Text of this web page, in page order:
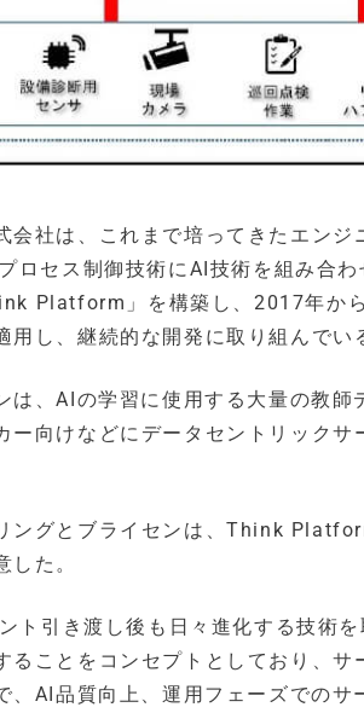
会社は、これまで培ってきたエン
ロセス制御技術にAI技術を組み合
Platform」を構築し、2017年か
し、継続的な開発に取り組んでい
は、AIの学習に使用する大量の教
ー向けなどにデータセントリック
ングとブライセンは、Think
た。
引き渡し後も日々進化する技術
ることをコンセプトとしており、
、AI品質向上、運用フェーズでの